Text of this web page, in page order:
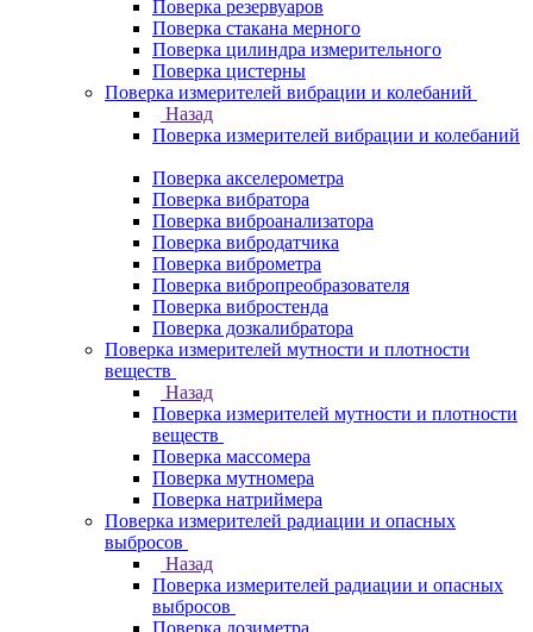
Поверка резервуаров
Поверка стакана мерного
Поверка цилиндра измерительного
Поверка цистерны
Поверка измерителей вибрации и колебаний
Назад
Поверка измерителей вибрации и колебаний
Поверка акселерометра
Поверка вибратора
Поверка виброанализатора
Поверка вибродатчика
Поверка виброметра
Поверка вибропреобразователя
Поверка вибростенда
Поверка дозкалибратора
Поверка измерителей мутности и плотности
веществ
Назад
Поверка измерителей мутности и плотности
веществ
Поверка массомера
Поверка мутномера
Поверка натриймера
Поверка измерителей радиации и опасных
выбросов
Назад
Поверка измерителей радиации и опасных
выбросов
Поверка дозиметра